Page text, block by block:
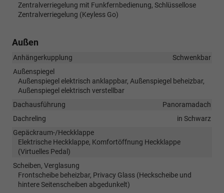
Zentralverriegelung mit Funkfernbedienung, Schlüssellose
Zentralverriegelung (Keyless Go)
Außen
Anhängerkupplung
Schwenkbar
Außenspiegel
Außenspiegel elektrisch anklappbar, Außenspiegel beheizbar,
Außenspiegel elektrisch verstellbar
Dachausführung
Panoramadach
Dachreling
in Schwarz
Gepäckraum-/Heckklappe
Elektrische Heckklappe, Komfortöffnung Heckklappe
(Virtuelles Pedal)
Scheiben, Verglasung
Frontscheibe beheizbar, Privacy Glass (Heckscheibe und
hintere Seitenscheiben abgedunkelt)